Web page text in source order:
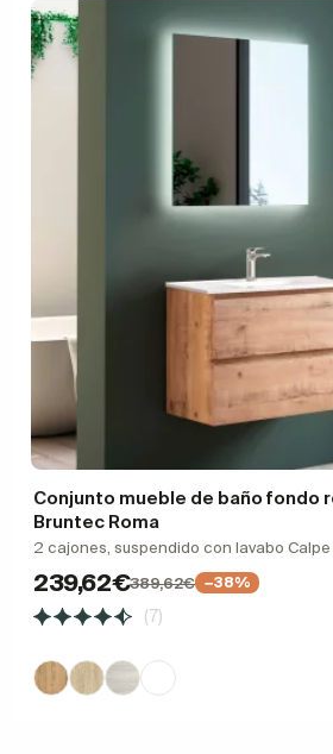
Conjunto mueble de baño fondo
Bruntec Roma
2 cajones, suspendido con lavabo
239,62€389,62€ −38%
(7)